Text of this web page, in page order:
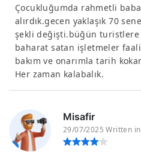
Çocukluğumda rahmetli
alırdık.gecen yaklaşık 70
şekli değişti.büğün turistlere
baharat satan işletmeler
bakım ve onarımla tarih
Her zaman kalabalık.
Misafir
29/07/2025 Written